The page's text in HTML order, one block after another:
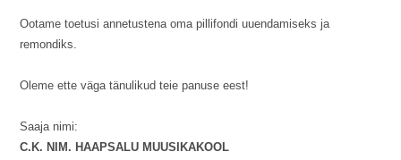
Ootame toetusi annetustena oma pillifondi uuendamiseks ja
remondiks.
Oleme ette väga tänulikud teie panuse eest!
Saaja nimi:
C.K. NIM. HAAPSALU MUUSIKAKOOL